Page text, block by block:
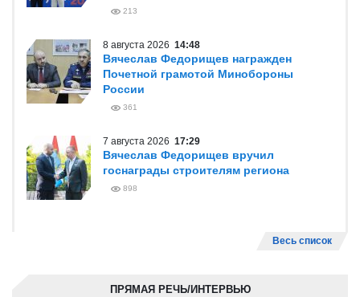
213
8 августа 2026 14:48
Вячеслав Федорищев награжден
Почетной грамотой Минобороны
России
361
7 августа 2026 17:29
Вячеслав Федорищев вручил
госнаграды строителям региона
898
Весь список
ПРЯМАЯ РЕЧЬ/ИНТЕРВЬЮ